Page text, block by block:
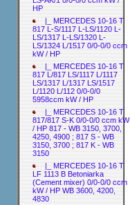
HP
|_ MERCEDES 10-16 T
817 L-S/1117 L-LS/1120 L-
LS/1317 L-LS/1320 L-
LS/1324 L/1517 0/0-0/0 ccm
kW / HP
|_ MERCEDES 10-16 T
817 L/817 LS/1117 L/1117
LS/1317 L/1317 LS/1517
L/1120 L/112 0/0-0/0
5958ccm kW / HP
|_ MERCEDES 10-16 T
817/817 S-K 0/0-0/0 ccm kW
/ HP 817 - WB 3150, 3700,
4250, 4900 ; 817 S - WB
3150, 3700 ; 817 K - WB
3150
|_ MERCEDES 10-16 T
LF 1113 B Betoniarka
(Cement mixer) 0/0-0/0 ccm
kW / HP WB 3600, 4200,
4830